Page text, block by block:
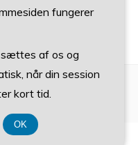
fungerer
sættes af os og
når din session
kort tid.
OK